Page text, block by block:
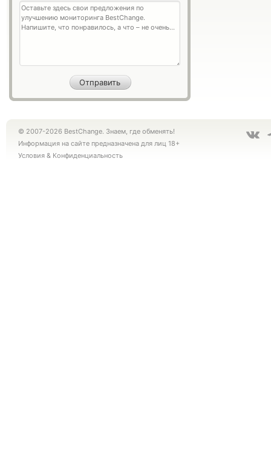
© 2007-2026 BestChange. Знаем, где обменять!
Информация на сайте предназначена для лиц 18+
Условия & Конфиденциальность